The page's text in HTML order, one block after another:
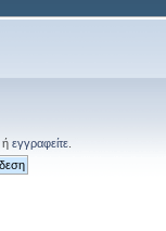
ή εγγραφείτε